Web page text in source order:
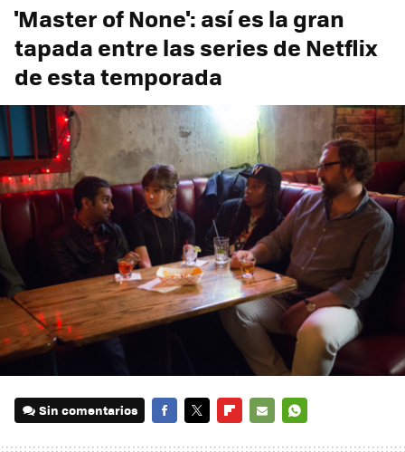
'Master of None': así es la gran
tapada entre las series de Netflix
de esta temporada
Sin comentarios